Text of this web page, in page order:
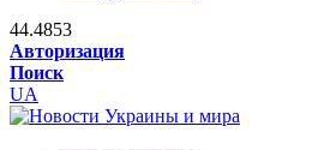
44.4853
Авторизация
Поиск
UA